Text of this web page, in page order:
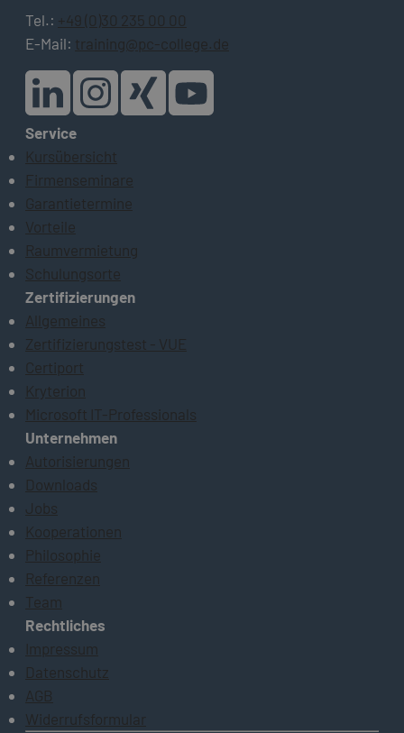
Tel.: +49 (0)30 235 00 00
E-Mail: training@pc-college.de
Service
Kursübersicht
Firmenseminare
Garantietermine
Vorteile
Raumvermietung
Schulungsorte
Zertifizierungen
Allgemeines
Zertifizierungstest - VUE
Certiport
Kryterion
Microsoft IT-Professionals
Unternehmen
Autorisierungen
Downloads
Jobs
Kooperationen
Philosophie
Referenzen
Team
Rechtliches
Impressum
Datenschutz
AGB
Widerrufsformular